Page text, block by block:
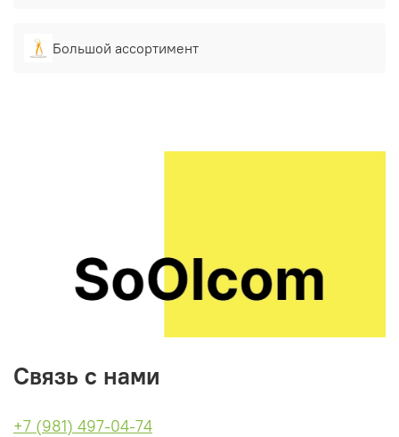
Большой ассортимент
Связь с нами
+7 (981) 497-04-74